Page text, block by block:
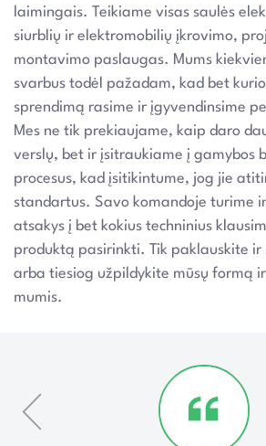
laimingais. Teikiame visas saulės
siurblių ir elektromobilių įkrovimo,
montavimo paslaugas. Mums
svarbus todėl pažadam, kad bet
sprendimą rasime ir įgyvendinsime
Mes ne tik prekiaujame, kaip daro
verslų, bet ir įsitraukiame į gamybos
procesus, kad įsitikintume, jog jie
standartus. Savo komandoje turime
atsakys į bet kokius techninius
produktą pasirinkti. Tik paklauskite ir
arba tiesiog užpildykite mūsų formą ir
mumis.